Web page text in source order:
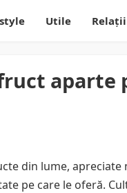
Utile Relații
aparte
din lume,
pe care le oferă.